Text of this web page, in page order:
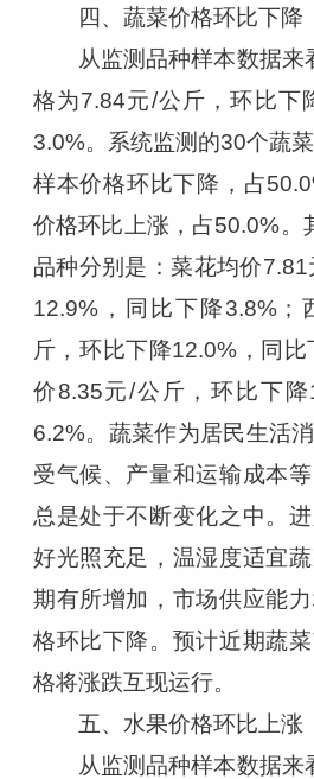
四、蔬菜价格环比下降
从监测品种样本数据来
格为7.84元/公斤，环比下
3.0%。系统监测的30个蔬
样本价格环比下降，占
价格环比上涨，占50.0%。
品种分别是：菜花均价
12.9%，同比下降3.8%；
斤，环比下降12.0%，同
价8.35元/公斤，环比下
6.2%。蔬菜作为居民生活
受气候、产量和运输成本
总是处于不断变化之中。
好光照充足，温湿度适宜
期有所增加，市场供应能
格环比下降。预计近期蔬
格将涨跌互现运行。
五、水果价格环比上涨
从监测品种样本数据来